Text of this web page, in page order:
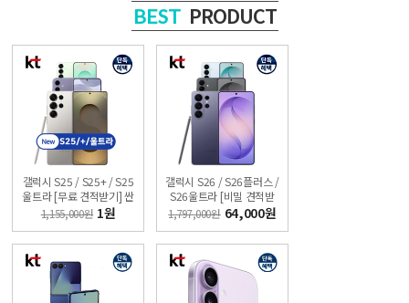
BEST PRODUCT
갤럭시 S25 / S25+ / S25
울트라 [무료 견적받기] 싼
올레폰
1,155,000원 1원
갤럭시 S26 / S26플러스 /
S26울트라 [비밀 견적받
기] 싼올레폰
1,797,000원 64,000원